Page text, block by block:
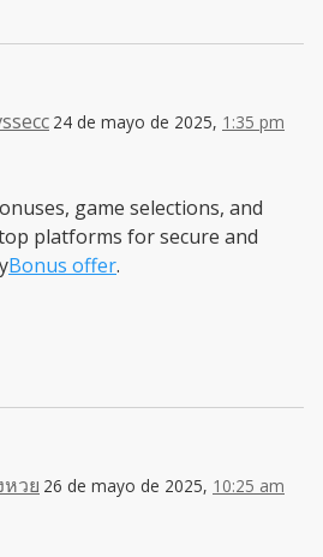
24 de mayo de 2025, 1:35 pm
game selections, and
platforms for secure and
Bonus offer.
วย 26 de mayo de 2025, 10:25 am